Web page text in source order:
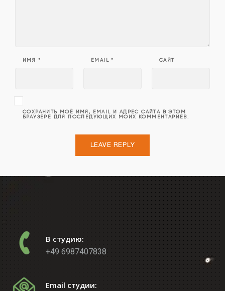
ИМЯ * EMAIL* САЙТ
СОХРАНИТЬ МОЁ ИМЯ, EMAIL И АДРЕС САЙТА В ЭТОМ
БРАУЗЕРЕ ДЛЯ ПОСЛЕДУЮЩИХ МОИХ КОММЕНТАРИЕВ.
В студию:
+49 6987407838
Email студии: